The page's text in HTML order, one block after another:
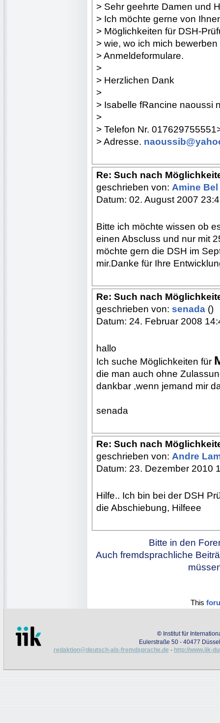
> Sehr geehrte Damen und
> Ich möchte gerne von
> Möglichkeiten für DSH-
> wie, wo ich mich
> Anmeldeformulare.
>
> Herzlichen Dank
>
> Isabelle fRancine naoussi
>
> Telefon Nr.
> Adresse.
Re: Such nach
geschrieben von: Amine
Datum: 02. August 2007
Bitte ich möchte wissen ob
einen Abscluss und nur mit
möchte gern die DSH im
mir.Danke für Ihre
Re: Such nach
geschrieben von: senada ()
Datum: 24. Februar 2008
hallo
Ich suche Möglichkeiten für
die man auch ohne
dankbar ,wenn jemand mir
senada
Re: Such nach
geschrieben von: Andre
Datum: 23. Dezember 2010
Hilfe.. Ich bin bei der DSH
die Abschiebung, Hilfeee
Bitte in den
Auch fremdsprachliche
This
© Institut für
Eulerstraße 50 - 40477
redaktion@deutsch-als-fremdsprache.de - http://www.iik-